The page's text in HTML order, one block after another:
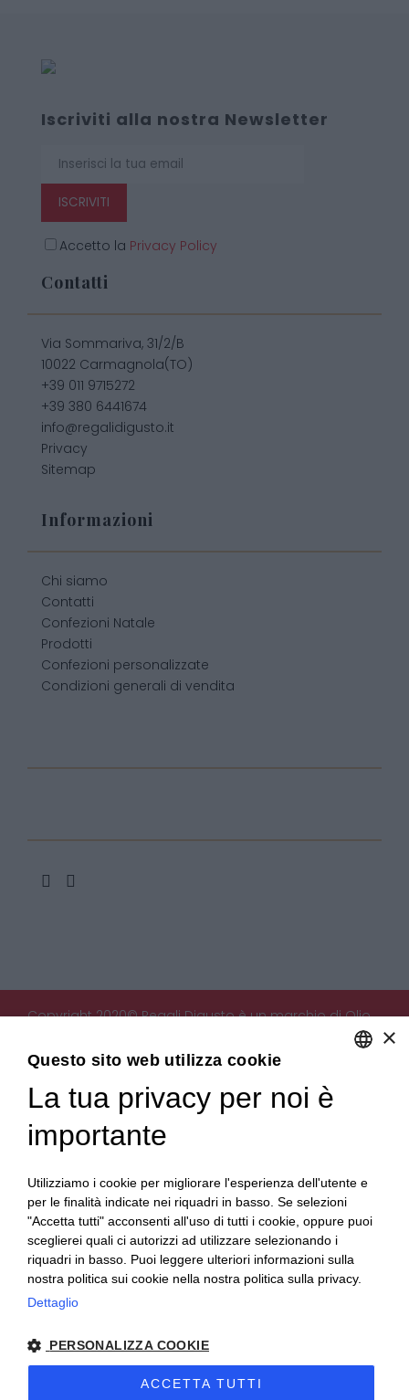
Iscriviti alla nostra Newsletter
ISCRIVITI
Accetto la Privacy Policy
Contatti
Via Sommariva, 31/2/B
10022 Carmagnola(TO)
+39 011 9715272
+39 380 6441674
info@regalidigusto.it
Privacy
Sitemap
Informazioni
Chi siamo
Contatti
Confezioni Natale
Prodotti
Confezioni personalizzate
Condizioni generali di vendita
Copyright 2020© Regali Digusto è un marchio di Olio
Becchis di Becchis Danilo - Via Sommariva, 31/2/B -
10022 Carmagnola (TO) - PIVA 07980320019
×
Questo sito web utilizza cookie
La tua privacy per noi è
importante
Utilizziamo i cookie per migliorare l'esperienza dell'utente e
per le finalità indicate nei riquadri in basso. Se selezioni
"Accetta tutti" acconsenti all'uso di tutti i cookie, oppure puoi
sceglierei quali ci autorizzi ad utilizzare selezionando i
riquadri in basso. Puoi leggere ulteriori informazioni sulla
nostra politica sui cookie nella nostra politica sulla privacy.
Dettaglio
PERSONALIZZA COOKIE
ACCETTA TUTTI